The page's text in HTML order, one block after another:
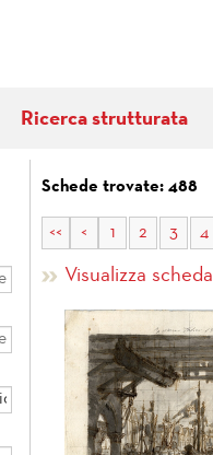
Ricerca strutturata
Schede trovate: 488
<< < 1 2 3 4
Visualizza scheda